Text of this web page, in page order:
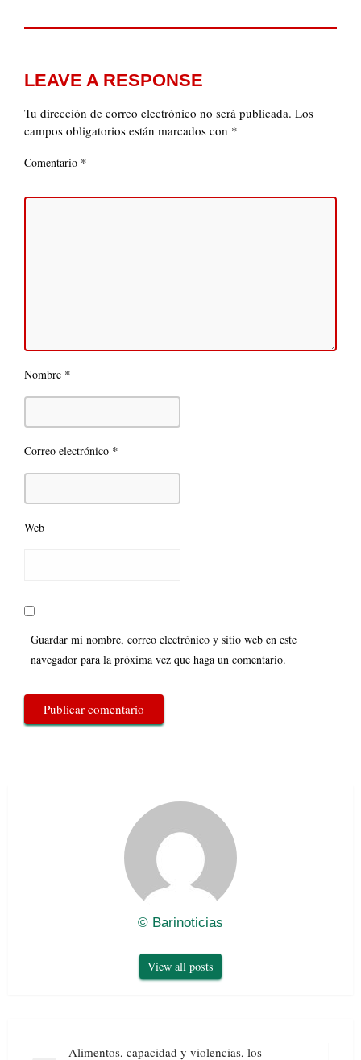
LEAVE A RESPONSE
Tu dirección de correo electrónico no será publicada. Los
campos obligatorios están marcados con *
Comentario *
Nombre *
Correo electrónico *
Web
Guardar mi nombre, correo electrónico y sitio web en este
navegador para la próxima vez que haga un comentario.
© Barinoticias
View all posts
Navegación
Alimentos, capacidad y violencias, los